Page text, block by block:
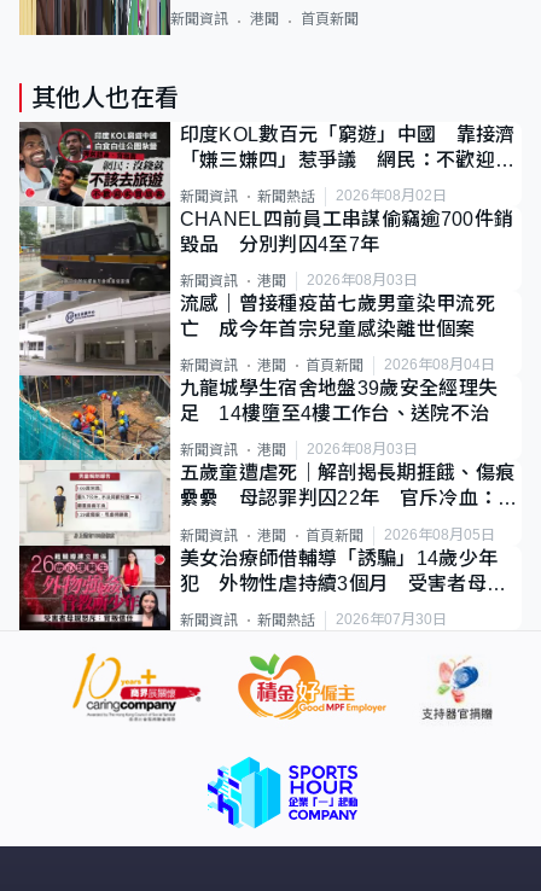
新聞資訊 港聞 首頁新聞
其他人也在看
印度KOL數百元「窮遊」中國 靠接濟
「嫌三嫌四」惹爭議 網民：不歡迎劣
質旅客
新聞資訊 新聞熱話 2026年08月02日
CHANEL四前員工串謀偷竊逾700件銷
毀品 分別判囚4至7年
新聞資訊 港聞 2026年08月03日
流感｜曾接種疫苗七歲男童染甲流死
亡 成今年首宗兒童感染離世個案
新聞資訊 港聞 首頁新聞 2026年08月04日
九龍城學生宿舍地盤39歲安全經理失
足 14樓墮至4樓工作台、送院不治
新聞資訊 港聞 2026年08月03日
五歲童遭虐死｜解剖揭長期捱餓、傷痕
纍纍 母認罪判囚22年 官斥冷血：同
類案最惡劣
新聞資訊 港聞 首頁新聞 2026年08月05日
美女治療師借輔導「誘騙」14歲少年
犯 外物性虐持續3個月 受害者母：
要保護其他人
新聞資訊 新聞熱話 2026年07月30日